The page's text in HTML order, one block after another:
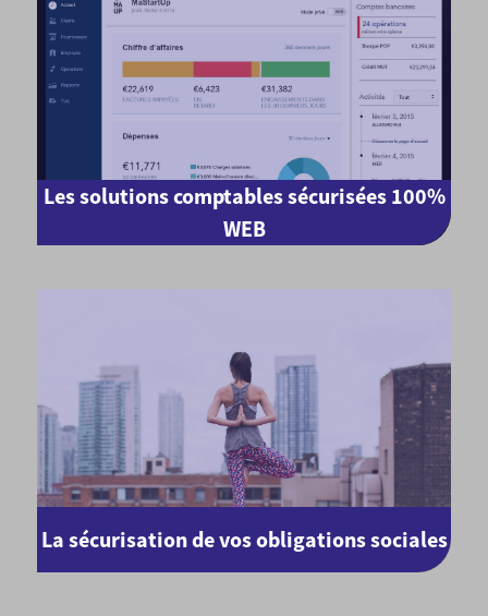
Les solutions comptables sécurisées 100%
WEB
La sécurisation de vos obligations sociales